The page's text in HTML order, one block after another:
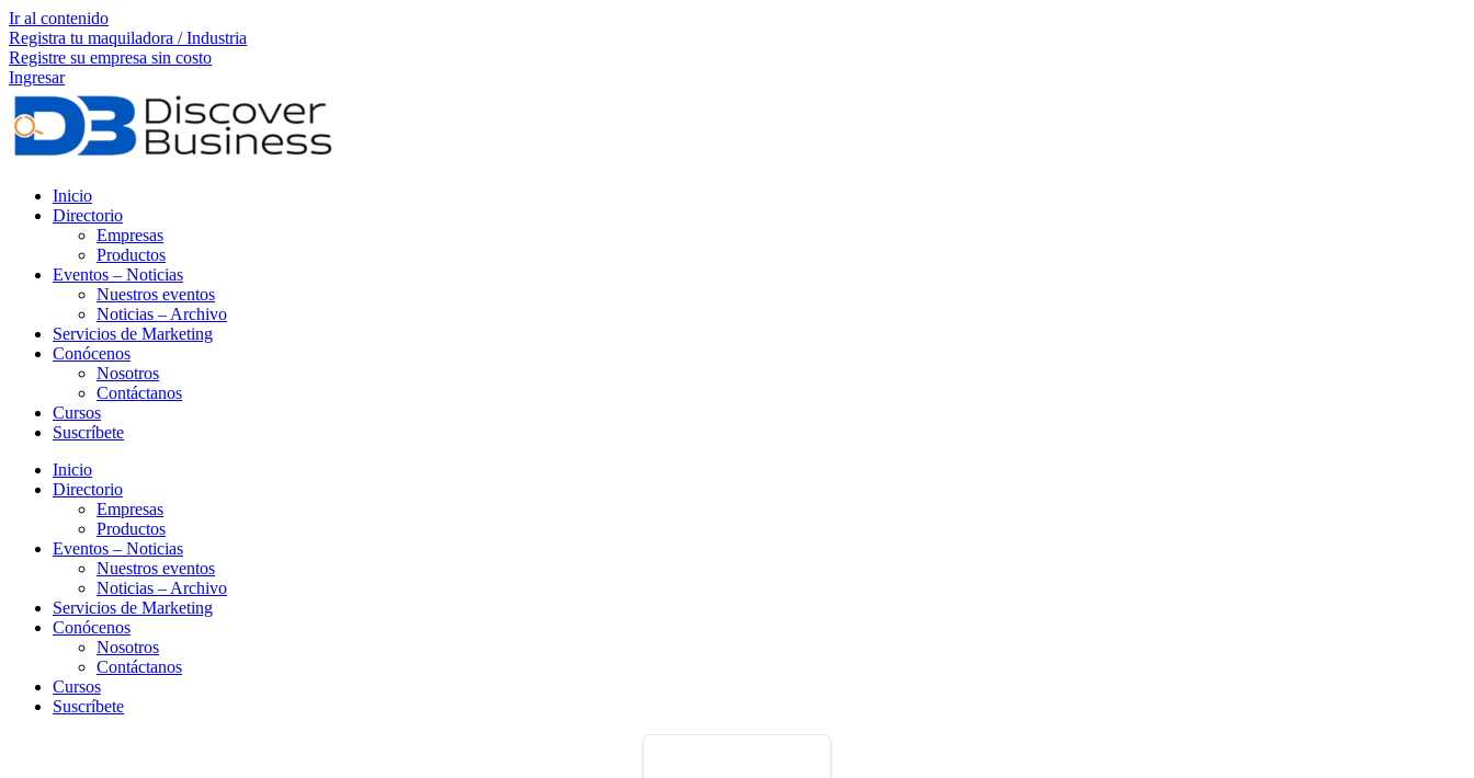
Ir al contenido
Registra tu maquiladora / Industria
Registre su empresa sin costo
Ingresar
Inicio
Directorio
Empresas
Productos
Eventos – Noticias
Nuestros eventos
Noticias – Archivo
Servicios de Marketing
Conócenos
Nosotros
Contáctanos
Cursos
Suscríbete
Inicio
Directorio
Empresas
Productos
Eventos – Noticias
Nuestros eventos
Noticias – Archivo
Servicios de Marketing
Conócenos
Nosotros
Contáctanos
Cursos
Suscríbete